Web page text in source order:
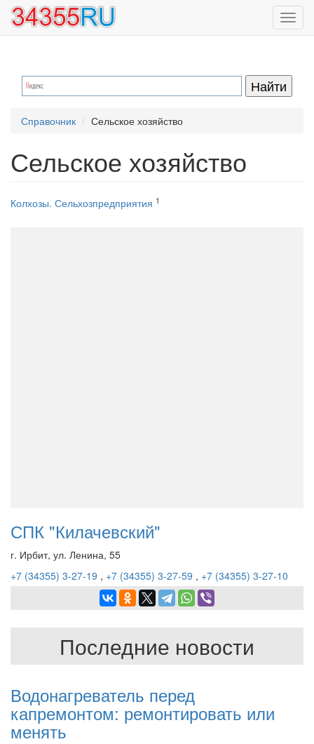
Перейти
основному
Справочник Сельское хозяйство
Сельское хозяйство
Колхозы. Сельхозпредприятия 1
СПК "Килачевский"
г. Ирбит, ул. Ленина, 55
+7 (34355) 3-27-19 , +7 (34355) 3-27-59 , +7 (34355) 3-27-10
Последние новости
Водонагреватель перед
капремонтом: ремонтировать или
менять